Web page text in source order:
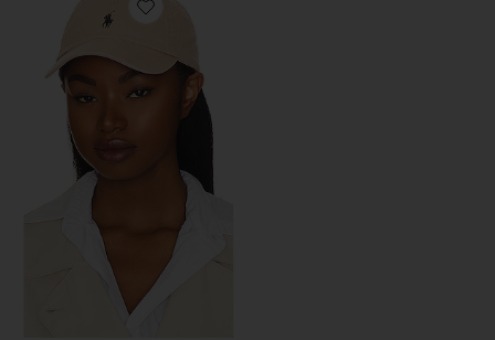
Favorite ハット